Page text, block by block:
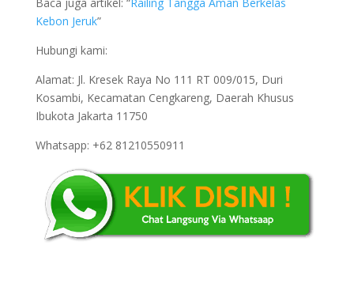
Baca juga artikel: “Railing Tangga Aman Berkelas
Kebon Jeruk”
Hubungi kami:
Alamat: Jl. Kresek Raya No 111 RT 009/015, Duri
Kosambi, Kecamatan Cengkareng, Daerah Khusus
Ibukota Jakarta 11750
Whatsapp: +62 81210550911